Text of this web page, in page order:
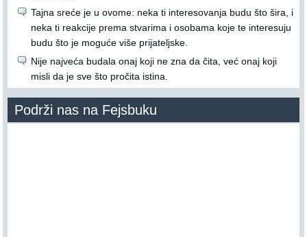
Tajna sreće je u ovome: neka ti interesovanja budu što šira, i
neka ti reakcije prema stvarima i osobama koje te interesuju
budu što je moguće više prijateljske.
Nije najveća budala onaj koji ne zna da čita, već onaj koji
misli da je sve što pročita istina.
Podrži nas na Fejsbuku